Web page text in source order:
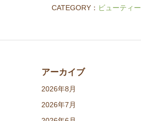
CATEGORY： ビューティー
アーカイブ
2026年8月
2026年7月